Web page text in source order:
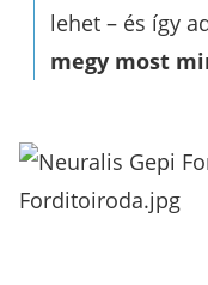
lehet – és így
megy most